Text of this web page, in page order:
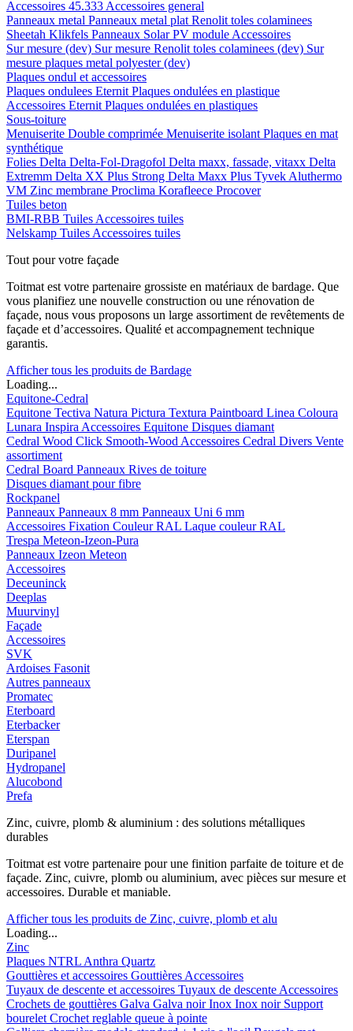
Accessoires 45.333 Accessoires general
Panneaux metal Panneaux metal plat Renolit toles colaminees
Sheetah Klikfels Panneaux Solar PV module Accessoires
Sur mesure (dev) Sur mesure Renolit toles colaminees (dev) Sur
mesure plaques metal polyester (dev)
Plaques ondul et accessoires
Plaques ondulees Eternit Plaques ondulées en plastique
Accessoires Eternit Plaques ondulées en plastiques
Sous-toiture
Menuiserite Double comprimée Menuiserite isolant Plaques en mat
synthétique
Folies Delta Delta-Fol-Dragofol Delta maxx, fassade, vitaxx Delta
Extremm Delta XX Plus Strong Delta Maxx Plus Tyvek Aluthermo
VM Zinc membrane Proclima Korafleece Procover
Tuiles beton
BMI-RBB Tuiles Accessoires tuiles
Nelskamp Tuiles Accessoires tuiles
Tout pour votre façade
Toitmat est votre partenaire grossiste en matériaux de bardage. Que
vous planifiez une nouvelle construction ou une rénovation de
façade, nous vous proposons un large assortiment de revêtements de
façade et d’accessoires. Qualité et accompagnement technique
garantis.
Afficher tous les produits de Bardage
Loading...
Equitone-Cedral
Equitone Tectiva Natura Pictura Textura Paintboard Linea Coloura
Lunara Inspira Accessoires Equitone Disques diamant
Cedral Wood Click Smooth-Wood Accessoires Cedral Divers Vente
assortiment
Cedral Board Panneaux Rives de toiture
Disques diamant pour fibre
Rockpanel
Panneaux Panneaux 8 mm Panneaux Uni 6 mm
Accessoires Fixation Couleur RAL Laque couleur RAL
Trespa Meteon-Izeon-Pura
Panneaux Izeon Meteon
Accessoires
Deceuninck
Deeplas
Muurvinyl
Façade
Accessoires
SVK
Ardoises Fasonit
Autres panneaux
Promatec
Eterboard
Eterbacker
Eterspan
Duripanel
Hydropanel
Alucobond
Prefa
Zinc, cuivre, plomb & aluminium : des solutions métalliques
durables
Toitmat est votre partenaire pour une finition parfaite de toiture et de
façade. Zinc, cuivre, plomb ou aluminium, avec pièces sur mesure et
accessoires. Durable et maniable.
Afficher tous les produits de Zinc, cuivre, plomb et alu
Loading...
Zinc
Plaques NTRL Anthra Quartz
Gouttières et accessoires Gouttières Accessoires
Tuyaux de descente et accessoires Tuyaux de descente Accessoires
Crochets de gouttières Galva Galva noirInox Inox noir Support
bourelet Crochet reglable queue à pointe